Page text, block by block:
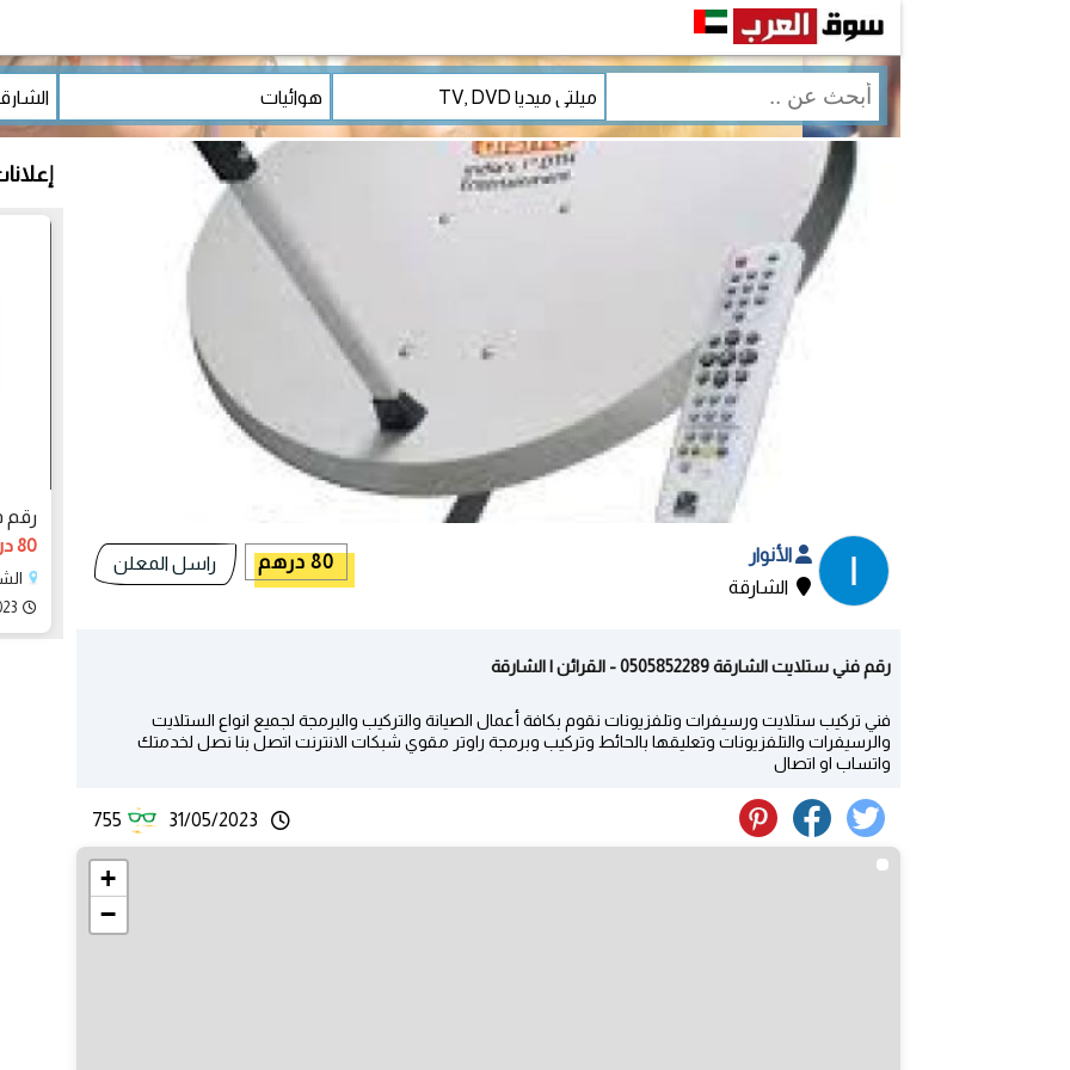
الأنوار
الشارقة
80 درهم راسل المعلن
رقم فني ستلايت الشارقة 0505852289 - القرائن | الشارقة
فني تركيب ستلايت ورسيفرات وتلفزيونات نقوم بكافة أعمال الصيانة والتركيب والبرمجة لجميع انواع الستلايت
والرسيفرات والتلفزيونات وتعليقها بالحائط وتركيب وبرمجة راوتر مقوي شبكات الانترنت اتصل بنا نصل لخدمتك
واتساب او اتصال
31/05/2023
755
+
−
رقم
80 درهم